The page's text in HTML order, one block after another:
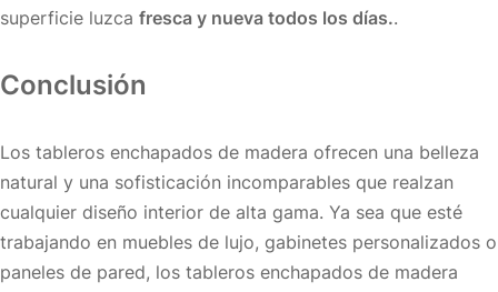
superficie luzca fresca y nueva todos los días..
Conclusión
Los tableros enchapados de madera ofrecen una belleza
natural y una sofisticación incomparables que realzan
cualquier diseño interior de alta gama. Ya sea que esté
trabajando en muebles de lujo, gabinetes personalizados o
paneles de pared, los tableros enchapados de madera